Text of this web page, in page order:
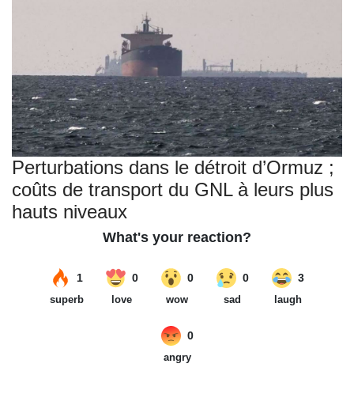
Perturbations dans le détroit d’Ormuz ;
coûts de transport du GNL à leurs plus
hauts niveaux